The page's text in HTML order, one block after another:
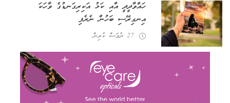
ހައްވާދީދީ އާއި ކަޅު އަކިރިގަނޑުގެ ވާހަކަ
އިނގިރޭސި ބަހުން ނެރެފި
27 ދުވަސް ކުރިން